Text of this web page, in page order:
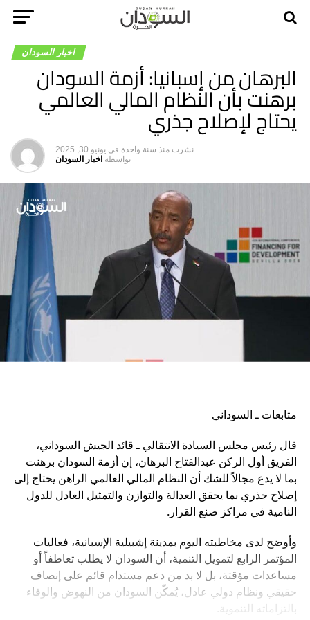
اخبار السودان
البرهان من إسبانيا: أزمة السودان
برهنت بأن النظام المالي العالمي
يحتاج لإصلاح جذري
نشرت منذ سنة واحدة في يونيو 30, 2025
بواسطه اخبار السودان
متابعات ـ السوداني
قال رئيس مجلس السيادة الانتقالي ـ قائد الجيش السوداني،
الفريق أول الركن عبدالفتاح البرهان، إن أزمة السودان برهنت
بما لا يدع مجالاً للشك أن النظام المالي العالمي الراهن يحتاج إلى
إصلاح جذري بما يحقق العدالة والتوازن والتمثيل العادل للدول
النامية في مراكز صنع القرار.
وأوضح لدى مخاطبته اليوم بمدينة إشبيلية الإسبانية، فعاليات
المؤتمر الرابع لتمويل التنمية، أن السودان لا يطلب تعاطفاً أو
مساعدات مؤقتة، بل لا بد من دعم مستدام قائم على إنصاف
حقيقي ونظام دولي عادل، يُمكّن السودان من النهوض والوفاء
بالتزاماته التنموية.